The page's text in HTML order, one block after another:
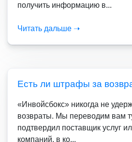
получить информацию в...
Читать дальше ➝
Есть ли штрафы за
«Инвойсбокс» никогда не
возвраты. Мы переводим вам
подтвердил поставщик услуг
компаний, в ко...